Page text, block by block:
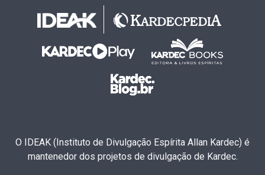
O IDEAK (Instituto de Divulgação Espírita Allan Kardec) é
mantenedor dos projetos de divulgação de Kardec.